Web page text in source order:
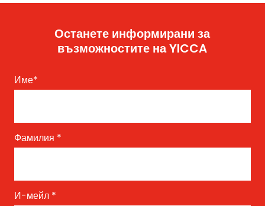
Останете информирани за
възможностите на YICCA
Име*
Фамилия *
И-мейл *